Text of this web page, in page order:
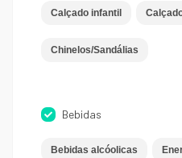
Calçado infantil
Chinelos/Sandálias
Bebidas
Bebidas alcóolicas